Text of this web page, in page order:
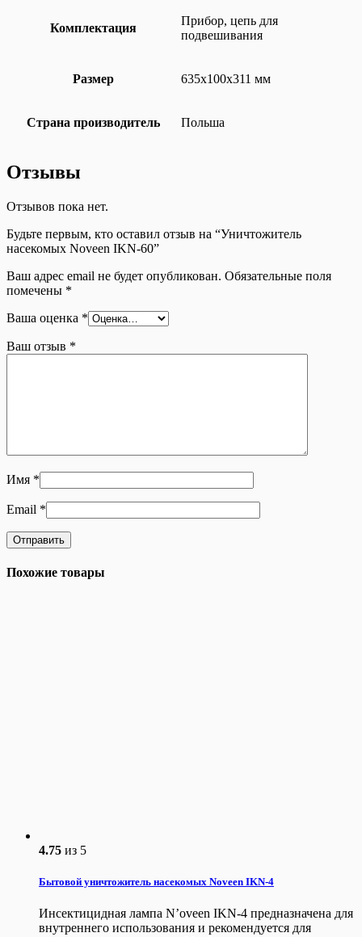
Комплектация
Прибор, цепь для
подвешивания
Размер 635х100х311 мм
Страна производитель Польша
Отзывы
Отзывов пока нет.
Будьте первым, кто оставил отзыв на “Уничтожитель
насекомых Noveen IKN-60”
Ваш адрес email не будет опубликован. Обязательные поля
помечены *
Ваша оценка *
Ваш отзыв *
Имя *
Email *
Похожие товары
4.75 из 5
Бытовой уничтожитель насекомых Noveen IKN-4
Инсектицидная лампа N’oveen IKN-4 предназначена для
внутреннего использования и рекомендуется для